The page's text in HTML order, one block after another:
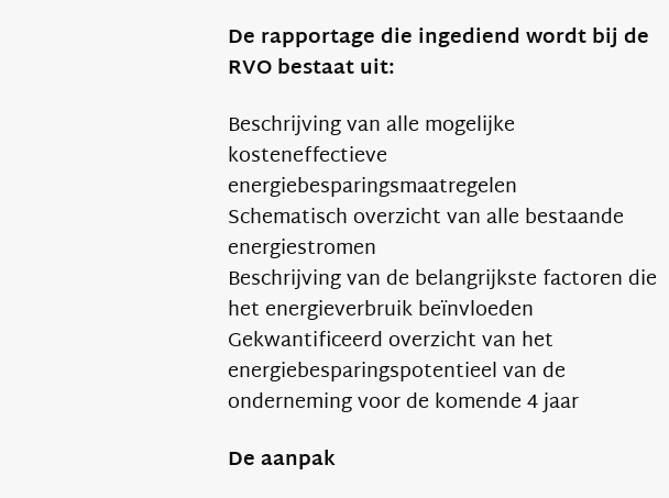
De rapportage die ingediend wordt bij de
RVO bestaat uit:
Beschrijving van alle mogelijke
kosteneffectieve
energiebesparingsmaatregelen
Schematisch overzicht van alle bestaande
energiestromen
Beschrijving van de belangrijkste factoren die
het energieverbruik beïnvloeden
Gekwantificeerd overzicht van het
energiebesparingspotentieel van de
onderneming voor de komende 4 jaar
De aanpak